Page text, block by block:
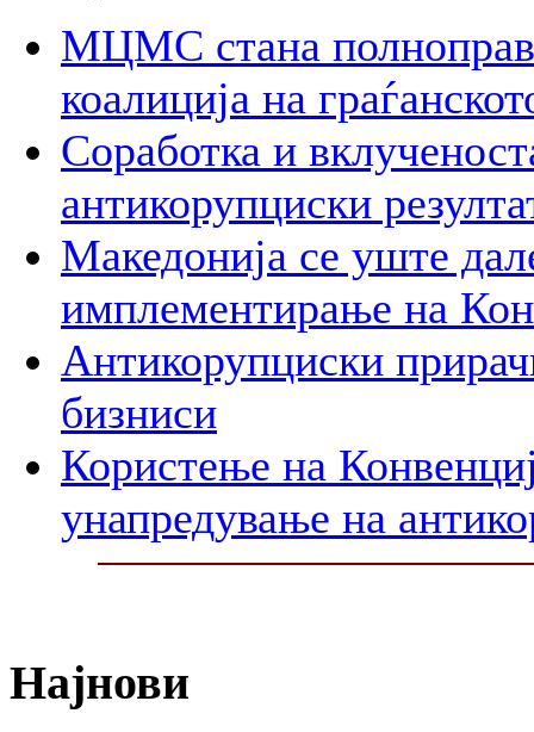
МЦМС стана
коалиција на
Соработка и
антикорупциски
Македонија се уште
имплементирање на
Антикорупциски
бизниси
Користење на
унапредување на
Најнови